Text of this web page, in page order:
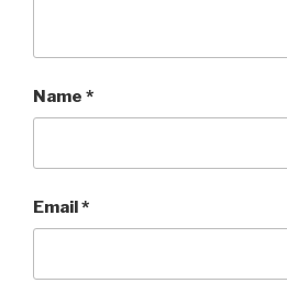
Name *
Email*